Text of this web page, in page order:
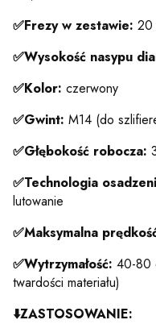
✅Frezy w zestawie: 20
✅Wysokość nasypu
✅Kolor: czerwony
✅Gwint: M14 (do
✅Głębokość robocza:
✅Technologia
lutowanie
✅Maksymalna
✅Wytrzymałość: 40-80
twardości materiału)
⬇️ZASTOSOWANIE: